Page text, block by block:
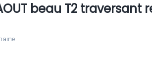
beau T2